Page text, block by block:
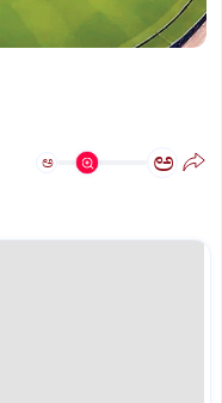
ಅ ಅ